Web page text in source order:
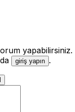
giriş yapın .